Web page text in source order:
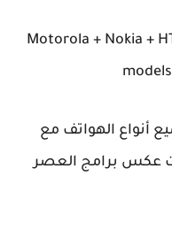
Motorola + Nokia +
أنواع الهواتف مع
عكس برامج العصر